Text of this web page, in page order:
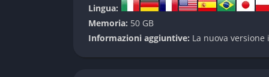
beneficia di nuove meccaniche di schivata e
La modalità carriera è stata arricchita con
Lingua:
Memoria: 50 GB
Informazioni aggiuntive: La nuova